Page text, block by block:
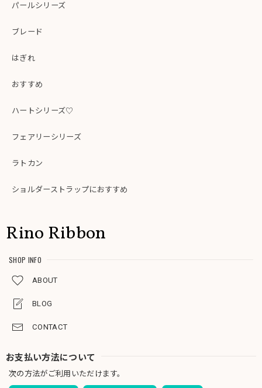
パールシリーズ
ブレード
はぎれ
おすすめ
ハートシリーズ♡
フェアリーシリーズ
ラトカン
ショルダーストラップにおすすめ
Rino Ribbon
SHOP INFO
ABOUT
BLOG
CONTACT
お支払い方法について
次の方法がご利用いただけます。